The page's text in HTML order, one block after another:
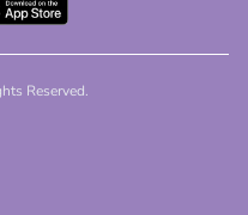
Reserved.